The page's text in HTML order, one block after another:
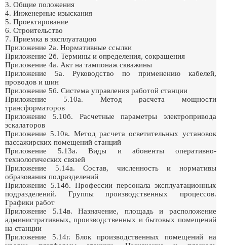
3. Общие положения
4. Инженерные изыскания
5. Проектирование
6. Строительство
7. Приемка в эксплуатацию
Приложение 2а. Нормативные ссылки
Приложение 2б. Термины и определения, сокращения
Приложение 4а. Акт на тампонаж скважины
Приложение 5а. Руководство по применению кабелей,
проводов и шин
Приложение 5б. Система управления работой станции
Приложение 5.10а. Метод расчета мощности
трансформаторов
Приложение 5.10б. Расчетные параметры электропривода
эскалаторов
Приложение 5.10в. Метод расчета осветительных установок
пассажирских помещений станций
Приложение 5.13а. Виды и абоненты оперативно-
технологических связей
Приложение 5.14а. Состав, численность и нормативы
образования подразделений
Приложение 5.14б. Профессии персонала эксплуатационных
подразделений. Группы производственных процессов.
Графики работ
Приложение 5.14в. Назначение, площадь и расположение
административных, производственных и бытовых помещений
на станции
Приложение 5.14г. Блок производственных помещений на